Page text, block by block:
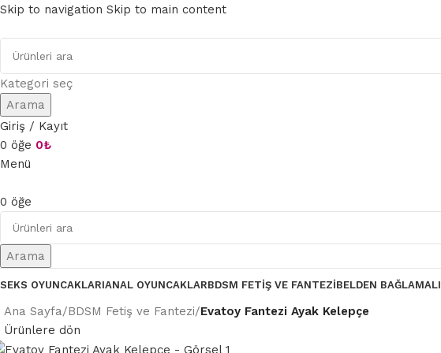
Skip to navigation Skip to main content
Kategori seç
Arama
Giriş / Kayıt
0 öğe 0₺
Menü
0 öğe
Arama
SEKS OYUNCAKLARIANAL OYUNCAKLARBDSM FETIŞ VE FANTEZIBELDEN BAĞLAMALI
Ana Sayfa/BDSM Fetiş ve Fantezi/Evatoy Fantezi Ayak Kelepçe
Ürünlere dön